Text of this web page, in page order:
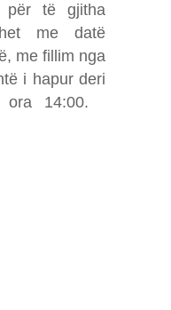
për të gjitha
me datë
me fillim nga
i hapur deri
ora 14:00.